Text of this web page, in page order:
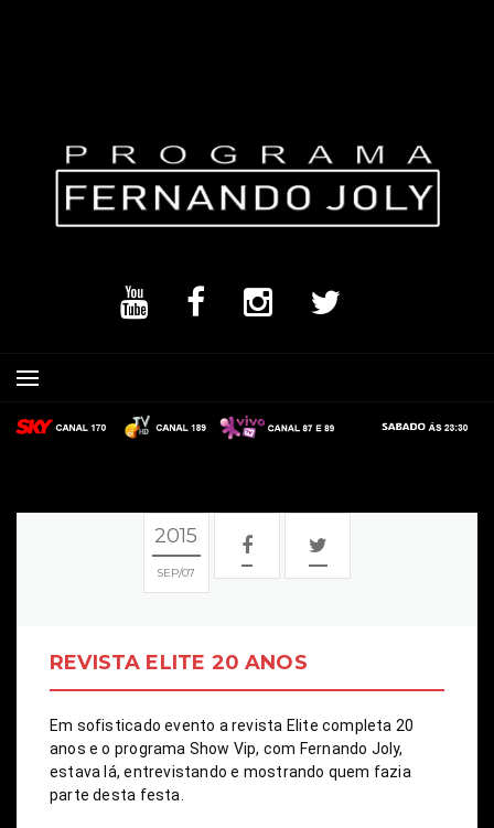
2015
SEP 07
REVISTA ELITE 20 ANOS
Em sofisticado evento a revista Elite completa 20
anos e o programa Show Vip, com Fernando Joly,
estava lá, entrevistando e mostrando quem fazia
parte desta festa.